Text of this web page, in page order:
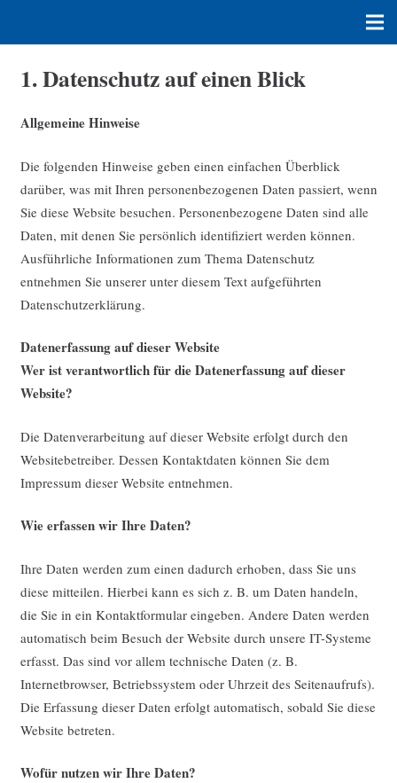
1. Datenschutz auf einen Blick
Allgemeine Hinweise
Die folgenden Hinweise geben einen einfachen Überblick
darüber, was mit Ihren personenbezogenen Daten passiert, wenn
Sie diese Website besuchen. Personenbezogene Daten sind alle
Daten, mit denen Sie persönlich identifiziert werden können.
Ausführliche Informationen zum Thema Datenschutz
entnehmen Sie unserer unter diesem Text aufgeführten
Datenschutzerklärung.
Datenerfassung auf dieser Website
Wer ist verantwortlich für die Datenerfassung auf dieser
Website?
Die Datenverarbeitung auf dieser Website erfolgt durch den
Websitebetreiber. Dessen Kontaktdaten können Sie dem
Impressum dieser Website entnehmen.
Wie erfassen wir Ihre Daten?
Ihre Daten werden zum einen dadurch erhoben, dass Sie uns
diese mitteilen. Hierbei kann es sich z. B. um Daten handeln,
die Sie in ein Kontaktformular eingeben. Andere Daten werden
automatisch beim Besuch der Website durch unsere IT-Systeme
erfasst. Das sind vor allem technische Daten (z. B.
Internetbrowser, Betriebssystem oder Uhrzeit des Seitenaufrufs).
Die Erfassung dieser Daten erfolgt automatisch, sobald Sie diese
Website betreten.
Wofür nutzen wir Ihre Daten?